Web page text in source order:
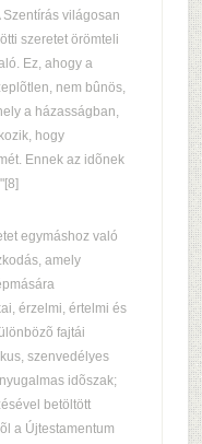
világosan
szeretet örömteli
Ez, ahogy a
nem bûnös,
a házasságban,
hogy
Ennek az idõnek
egymáshoz való
amely
érzelmi, értelmi és
fajtái
szenvedélyes
idõszak;
betöltött
a Újtestamentum